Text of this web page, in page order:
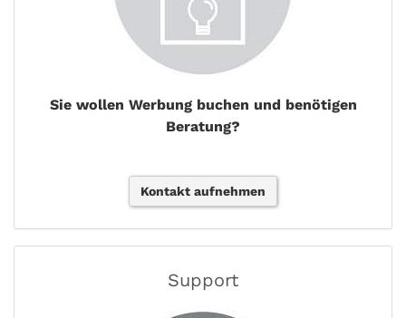
Sie wollen Werbung buchen und benötigen
Beratung?
Kontakt aufnehmen
Support